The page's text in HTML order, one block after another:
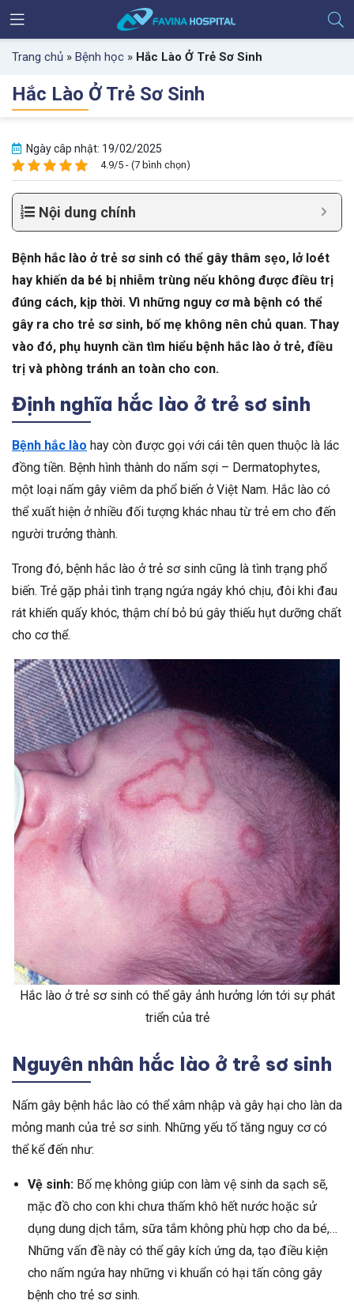
Trang chủ » Bệnh học » Hắc Lào Ở Trẻ Sơ Sinh
Hắc Lào Ở Trẻ Sơ Sinh
Ngày câp nhật: 19/02/2025
4.9/5 - (7 bình chọn)
Nội dung chính
Bệnh hắc lào ở trẻ sơ sinh có thể gây thâm sẹo, lở loét
hay khiến da bé bị nhiễm trùng nếu không được điều trị
đúng cách, kịp thời. Vì những nguy cơ mà bệnh có thể
gây ra cho trẻ sơ sinh, bố mẹ không nên chủ quan. Thay
vào đó, phụ huynh cần tìm hiểu bệnh hắc lào ở trẻ, điều
trị và phòng tránh an toàn cho con.
Định nghĩa hắc lào ở trẻ sơ sinh
Bệnh hắc lào hay còn được gọi với cái tên quen thuộc là lác
đồng tiền. Bệnh hình thành do nấm sợi – Dermatophytes,
một loại nấm gây viêm da phổ biến ở Việt Nam. Hắc lào có
thể xuất hiện ở nhiều đối tượng khác nhau từ trẻ em cho đến
người trưởng thành.
Trong đó, bệnh hắc lào ở trẻ sơ sinh cũng là tình trạng phổ
biến. Trẻ gặp phải tình trạng ngứa ngáy khó chịu, đôi khi đau
rát khiến quấy khóc, thậm chí bỏ bú gây thiếu hụt dưỡng chất
cho cơ thể.
Hắc lào ở trẻ sơ sinh có thể gây ảnh hưởng lớn tới sự phát
triển của trẻ
Nguyên nhân hắc lào ở trẻ sơ sinh
Nấm gây bệnh hắc lào có thể xâm nhập và gây hại cho làn da
mỏng manh của trẻ sơ sinh. Những yếu tố tăng nguy cơ có
thể kể đến như:
Vệ sinh: Bố mẹ không giúp con làm vệ sinh da sạch sẽ,
mặc đồ cho con khi chưa thấm khô hết nước hoặc sử
dụng dung dịch tắm, sữa tắm không phù hợp cho da bé,…
Những vấn đề này có thể gây kích ứng da, tạo điều kiện
cho nấm ngứa hay những vi khuẩn có hại tấn công gây
bệnh cho trẻ sơ sinh.